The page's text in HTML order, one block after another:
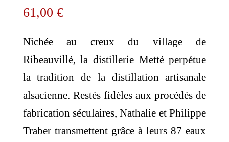
61,00 €
Nichée au creux du village de
Ribeauvillé, la distillerie Metté perpétue
la tradition de la distillation artisanale
alsacienne. Restés fidèles aux procédés de
fabrication séculaires, Nathalie et Philippe
Traber transmettent grâce à leurs 87 eaux